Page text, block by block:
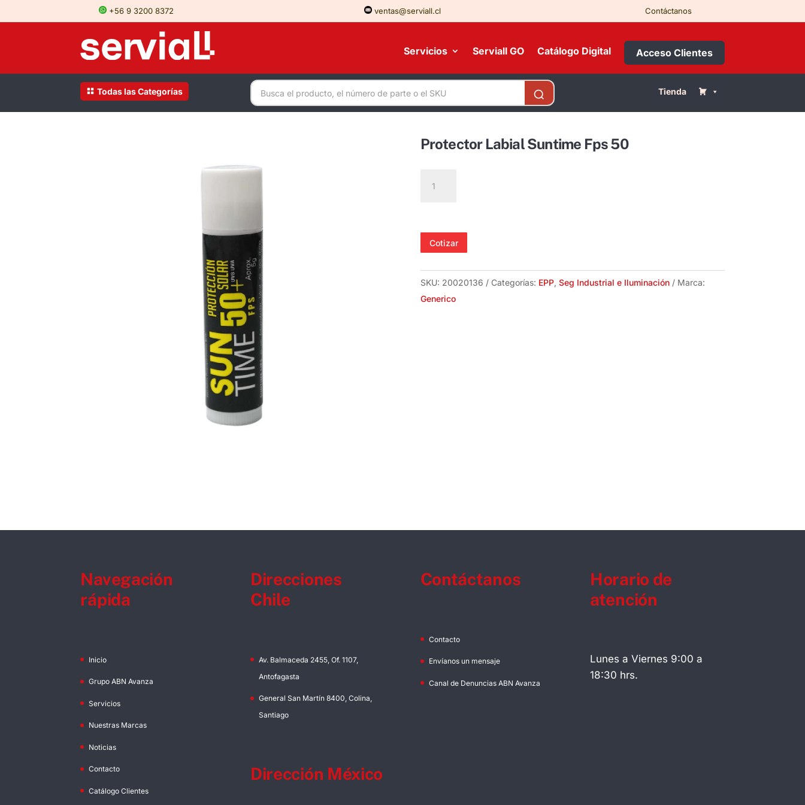
+56 9 3200 8372 ventas@serviall.cl Contáctanos
Servicios Serviall GO Catálogo Digital Acceso Clientes
Todas las Categorías Tienda
Protector Labial Suntime Fps 50
Labial
50Cotizar
SKU: 20020136 Categorías: EPP, Seg Industrial e Iluminación
Marca:
Generico
Navegación
rápida
Inicio
Grupo ABN Avanza
Servicios
Nuestras Marcas
Noticias
Contacto
Catálogo Clientes
Direcciones
Chile
Av. Balmaceda 2455, Of. 1107,
Antofagasta
General San Martín 8400, Colina,
Santiago
Dirección México
Contáctanos
Contacto
Envíanos un mensaje
Canal de Denuncias ABN Avanza
Horario de
atención
Lunes a Viernes 9:00 a
18:30 hrs.